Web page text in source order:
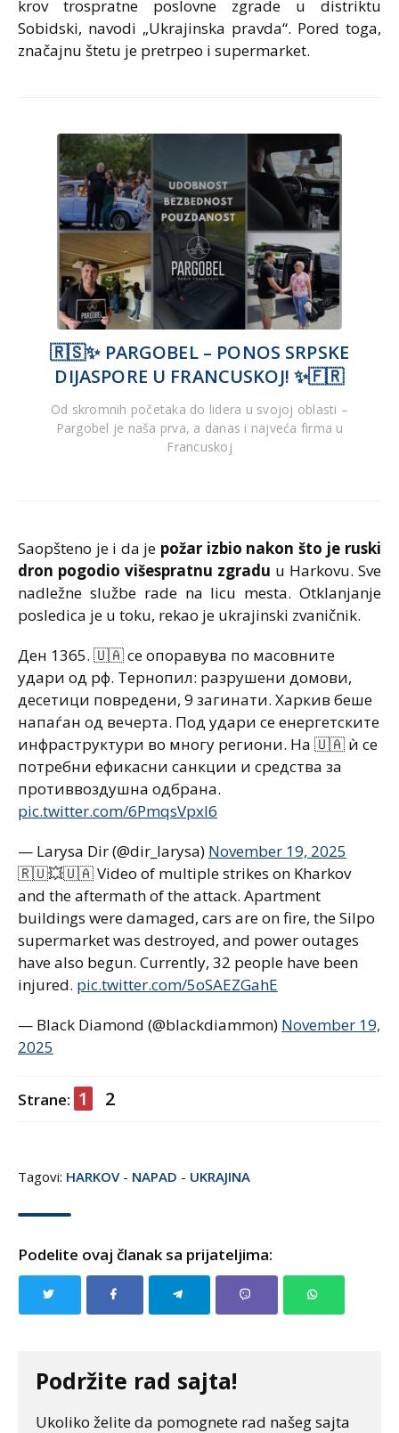
krov trospratne poslovne zgrade u distriktu
Sobidski, navodi „Ukrajinska pravda“. Pored toga,
značajnu štetu je pretrpeo i supermarket.
🇷🇸✨ PARGOBEL – PONOS SRPSKE
DIJASPORE U FRANCUSKOJ! ✨🇫🇷
Od skromnih početaka do lidera u svojoj oblasti –
Pargobel je naša prva, a danas i najveća firma u
Francuskoj
Saopšteno je i da je požar izbio nakon što je ruski
dron pogodio višespratnu zgradu u Harkovu. Sve
nadležne službe rade na licu mesta. Otklanjanje
posledica je u toku, rekao je ukrajinski zvaničnik.
Ден 1365. 🇺🇦 се опоравува по масовните
удари од рф. Тернопил: разрушени домови,
десетици повредени, 9 загинати. Харкив беше
напаѓан од вечерта. Под удари се енергетските
инфраструктури во многу региони. На 🇺🇦 ѝ се
потребни ефикасни санкции и средства за
противвоздушна одбрана.
pic.twitter.com/6PmqsVpxI6
— Larysa Dir (@dir_larysa) November 19, 2025
🇷🇺💥🇺🇦 Video of multiple strikes on Kharkov
and the aftermath of the attack. Apartment
buildings were damaged, cars are on fire, the Silpo
supermarket was destroyed, and power outages
have also begun. Currently, 32 people have been
injured. pic.twitter.com/5oSAEZGahE
— Black Diamond (@blackdiammon) November 19,
2025
Strane: 1 2
Tagovi: HARKOV- NAPAD - UKRAJINA
Podelite ovaj članak sa prijateljima:
Podržite rad sajta!
Ukoliko želite da pomognete rad našeg sajta